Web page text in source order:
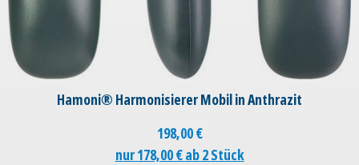
Hamoni® Harmonisierer Mobil in Anthrazit
198,00€
nur 178,00 € ab 2 Stück